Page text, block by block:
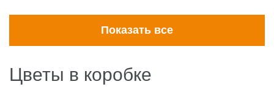
Показать все
Цветы в коробке